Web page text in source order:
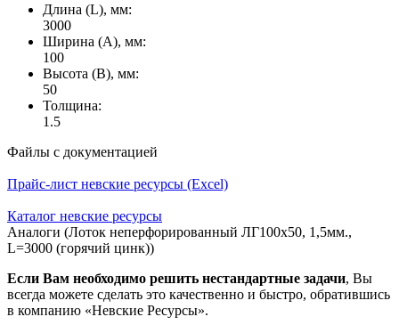
Длина (L), мм:
3000
Ширина (А), мм:
100
Высота (В), мм:
50
Толщина:
1.5
Файлы с документацией
Прайс-лист невские ресурсы (Excel)
Каталог невские ресурсы
Аналоги (Лоток неперфорированный ЛГ100х50, 1,5мм.,
L=3000 (горячий цинк))
Если Вам необходимо решить нестандартные задачи, Вы
всегда можете сделать это качественно и быстро, обратившись
в компанию «Невские Ресурсы».